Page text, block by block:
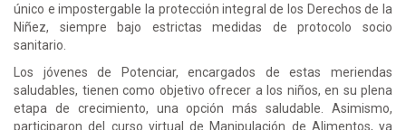
único e impostergable la protección integral de los Derechos de la
Niñez, siempre bajo estrictas medidas de protocolo socio
sanitario.
Los jóvenes de Potenciar, encargados de estas meriendas
saludables, tienen como objetivo ofrecer a los niños, en su plena
etapa de crecimiento, una opción más saludable. Asimismo,
participaron del curso virtual de Manipulación de Alimentos, ya